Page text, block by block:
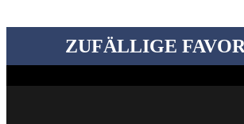
ZUFÄLLIGE